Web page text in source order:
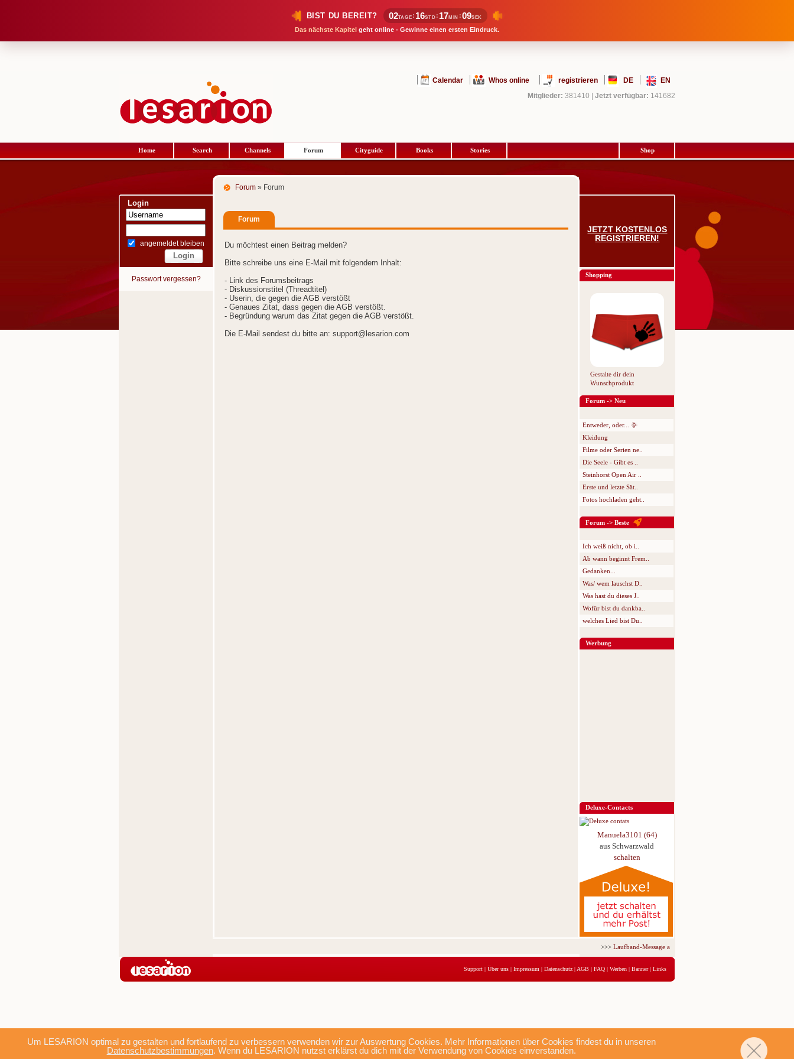
BIST DU BEREIT? 02TAGE : 16STD : 17MIN :09SEK
Das nächste Kapitel geht online - Gewinne einen ersten Eindruck.
Um LESARION optimal zu gestalten und fortlaufend zu verbessern verwenden wir zur Auswertung Cookies. Mehr Informationen über Cookies findest du in unseren
Datenschutzbestimmungen. Wenn du LESARION nutzst erklärst du dich mit der Verwendung von Cookies einverstanden.
Calendar Whos online registrieren DE
EN
Mitglieder: 381410 Jetzt verfügbar: 141682
Home Search Channels Forum Cityguide Books Stories Shop
Login
angemeldet bleiben
Passwort vergessen?
Forum » Forum
Forum
Du möchtest einen Beitrag melden?
Bitte schreibe uns eine E-Mail mit folgendem Inhalt:
- Link des Forumsbeitrags
- Diskussionstitel (Threadtitel)
- Userin, die gegen die AGB verstößt
- Genaues Zitat, dass gegen die AGB verstößt.
- Begründung warum das Zitat gegen die AGB verstößt.
Die E-Mail sendest du bitte an: support@lesarion.com
JETZT KOSTENLOS
REGISTRIEREN!
Shopping
Gestalte dir dein
Wunschprodukt
Forum -> Neu
Entweder, oder... 🌞
Kleidung
Filme oder Serien ne..
Die Seele - Gibt es ..
Steinhorst Open Air ..
Erste und letzte Sät..
Fotos hochladen geht..
Forum -> Beste
Ich weiß nicht, ob i..
Ab wann beginnt Frem..
Gedanken...
Was/ wem lauschst D..
Was hast du dieses J..
Wofür bist du dankba..
welches Lied bist Du..
Werbung
Deluxe-Contacts
Manuela3101 (64)
aus Schwarzwald
schalten
>>>Laufband-Message ab nur 5,95 € für 3 Tage!
Support | Über uns | Impressum | Datenschutz | AGB | FAQ | Werben | Banner| Links